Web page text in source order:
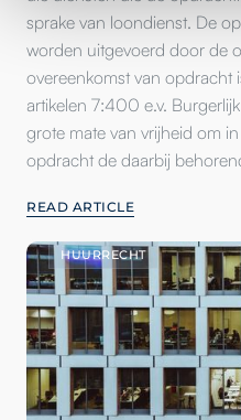
sprake van loondienst. De
worden uitgevoerd door de
overeenkomst van opdracht
artikelen 7:400 e.v.
grote mate van vrijheid om
opdracht de daarbij
READ ARTICLE
HUURRECHT